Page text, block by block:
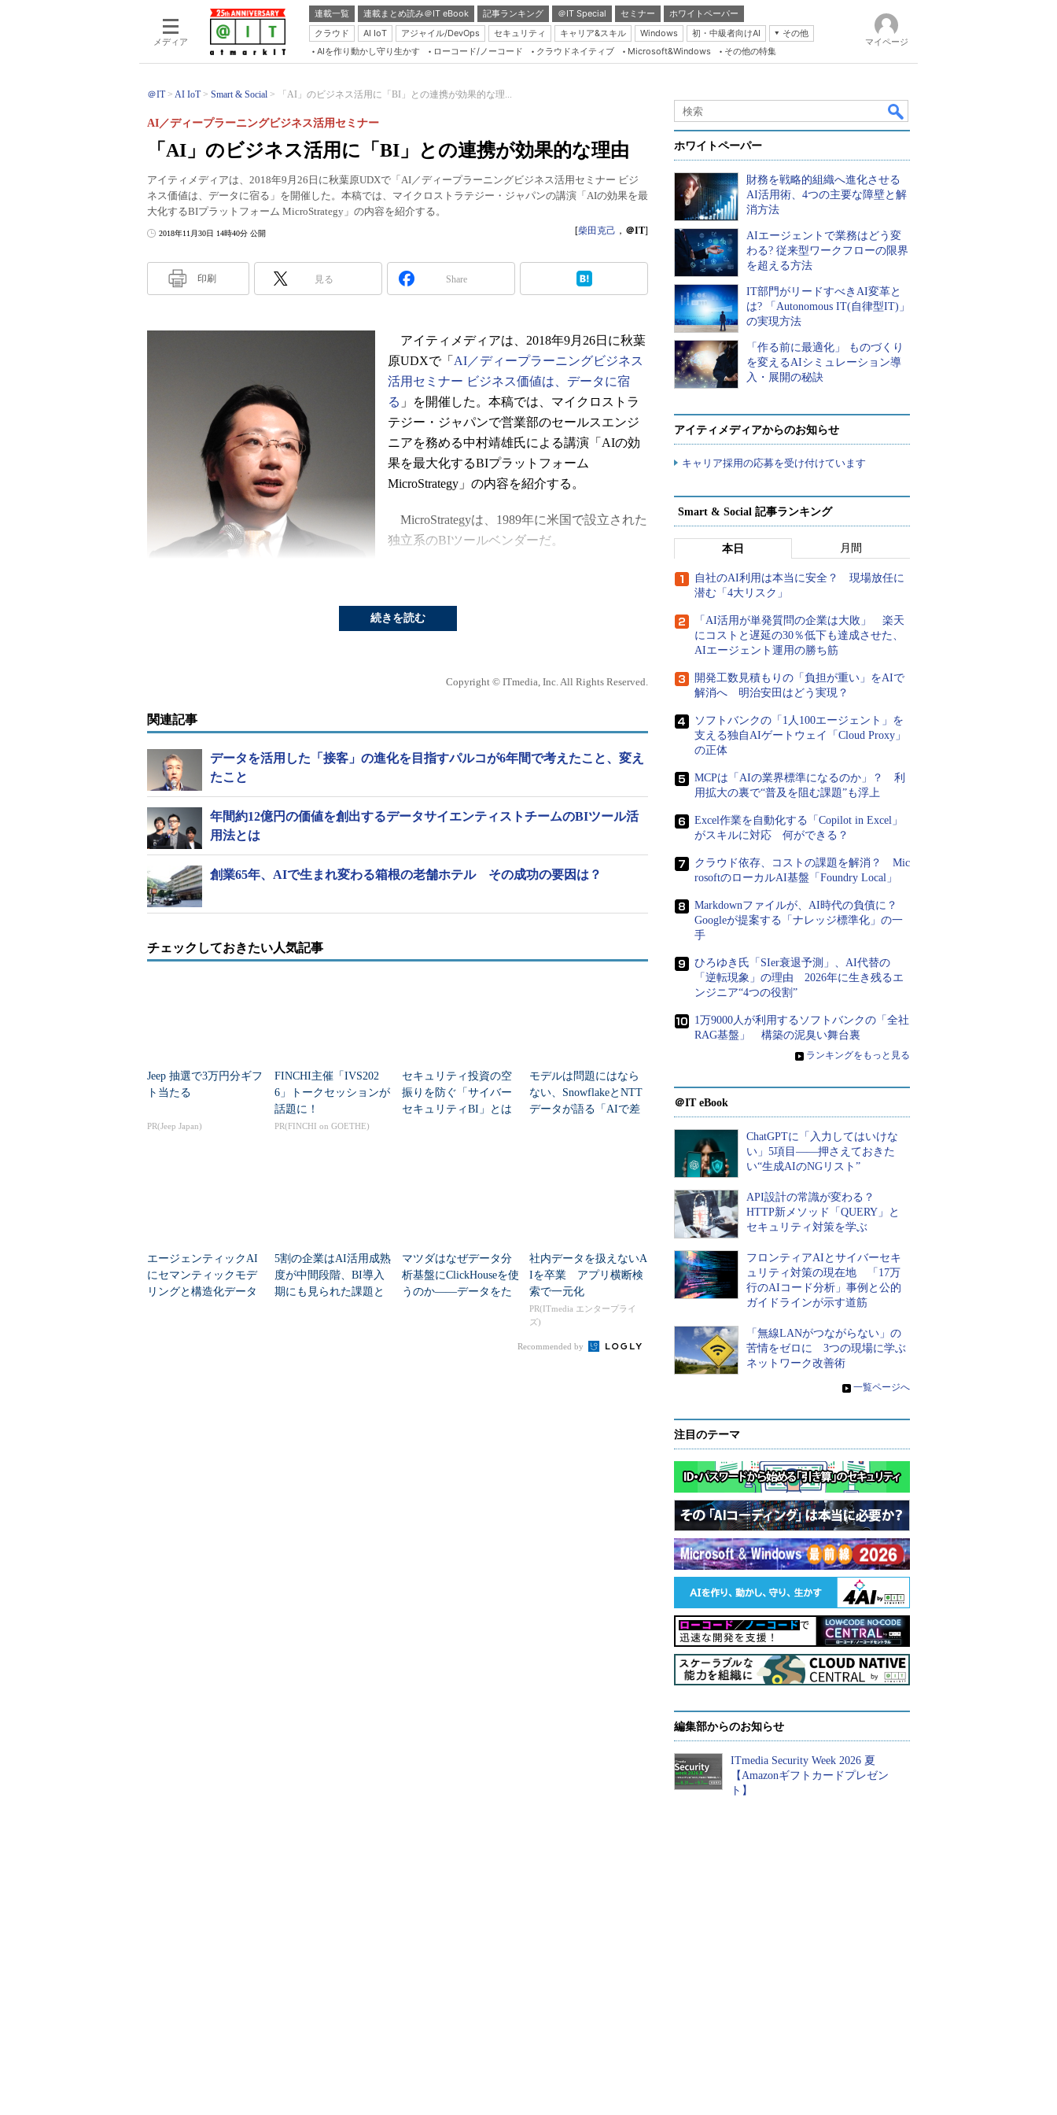
メディア
連載一覧 連載まとめ読み＠IT eBook 記事ランキング ＠IT Special セミナー
ホワイトペーパー
クラウド
AI IoT アジャイル/DevOps セキュリティ キャリア&スキル Windows 初・中級者向けAI
その他
Server & Storage
Java Agile
Database Expert
Master of IP Network
Security & Trust
ブログ
AIを作り動かし守り生かす ローコード/ノーコード クラウドネイティブ Microsoft&Windows その他の特集
マイページ
＠IT AI IoT Smart & Social 「AI」のビジネス活用に「BI」との連携が効果的な理...
「AI」のビジネス活用に「BI」との連携が効果的な理由
AI／ディープラーニングビジネス活用セミナー
アイティメディアは、2018年9月26日に秋葉原UDXで「AI／ディープラーニングビジネス活用セミナー ビジ
ネス価値は、データに宿る」を開催した。本稿では、マイクロストラテジー・ジャパンの講演「AIの効果を最
大化するBIプラットフォーム MicroStrategy」の内容を紹介する。
2018年11月30日 14時40分 公開 [柴田克己 ， ＠IT]
印刷 見る Share
アイティメディアは、2018年9月26日に秋葉
原UDXで「 AI／ディープラーニングビジネス
活用セミナー ビジネス価値は、データに宿
る 」を開催した。本稿では、マイクロストラ
テジー・ジャパンで営業部のセールスエンジ
ニアを務める中村靖雄氏による講演「AIの効
果を最大化するBIプラットフォーム
MicroStrategy」の内容を紹介する。
MicroStrategyは、1989年に米国で設立された
独立系のBIツールベンダーだ。
部門や個人単位でアドホックな分析を行うセ
め、全社統一のBI基盤として導入する企業が
及ぶ大規模ユーザーが多いことも特徴で、Facebookのデータ分析基盤としても採用され
MicroStrategyのBIプラットフォームをどのように活用できるのかを紹介したい」（中村
氏）
「分析」は、AIで扱うデータについて、前処理もしくは後処理をBIツールで行うとい
うもの。必要なデータを多様なデータソースから入手し、AIでの学習が可能な形に整形
したり、複数のデータを結合したりといった部分は「前処理」に当たる。一方の「後処
続きを読む
Copyright © ITmedia, Inc. All Rights Reserved.
関連記事
データを活用した「接客」の進化を目指すパルコが6年間で考えたこと、変え
たこと
年間約12億円の価値を創出するデータサイエンティストチームのBIツール活
用法とは
創業65年、AIで生まれ変わる箱根の老舗ホテル その成功の要因は？
チェックしておきたい人気記事
Jeep 抽選で3万円分ギフ
ト当たる
PR(Jeep Japan)
FINCHI主催「IVS202
6」トークセッションが
話題に！
PR(FINCHI on GOETHE)
セキュリティ投資の空
振りを防ぐ「サイバー
セキュリティBI」とは
モデルは問題にはなら
ない、SnowflakeとNTT
データが語る「AIで差
エージェンティックAI
にセマンティックモデ
リングと構造化データ
5割の企業はAI活用成熟
度が中間段階、BI導入
期にも見られた課題と
マツダはなぜデータ分
析基盤にClickHouseを使
うのか――データをた
社内データを扱えないA
Iを卒業 アプリ横断検
索で一元化
PR(ITmedia エンタープライ
ズ)
Recommended by
ホワイトペーパー
財務を戦略的組織へ進化させる
AI活用術、4つの主要な障壁と解
消方法
AIエージェントで業務はどう変
わる? 従来型ワークフローの限界
を超える方法
IT部門がリードすべきAI変革と
は? 「Autonomous IT(自律型IT)」
の実現方法
「作る前に最適化」 ものづくり
を変えるAIシミュレーション導
入・展開の秘訣
アイティメディアからのお知らせ
キャリア採用の応募を受け付けています
Smart & Social 記事ランキング
本日 月間
自社のAI利用は本当に安全？ 現場放任に
潜む「4大リスク」
「AI活用が単発質問の企業は大敗」 楽天
にコストと遅延の30％低下も達成させた、
AIエージェント運用の勝ち筋
開発工数見積もりの「負担が重い」をAIで
解消へ 明治安田はどう実現？
ソフトバンクの「1人100エージェント」を
支える独自AIゲートウェイ「Cloud Proxy」
の正体
MCPは「AIの業界標準になるのか」？ 利
用拡大の裏で“普及を阻む課題”も浮上
Excel作業を自動化する「Copilot in Excel」
がスキルに対応 何ができる？
クラウド依存、コストの課題を解消？ Mic
rosoftのローカルAI基盤「Foundry Local」
Markdownファイルが、AI時代の負債に？
Googleが提案する「ナレッジ標準化」の一
手
ひろゆき氏「SIer衰退予測」、AI代替の
「逆転現象」の理由 2026年に生き残るエ
ンジニア“4つの役割”
1万9000人が利用するソフトバンクの「全社
RAG基盤」 構築の泥臭い舞台裏
» ランキングをもっと見る
＠IT eBook
ChatGPTに「入力してはいけな
い」5項目――押さえておきた
い“生成AIのNGリスト”
API設計の常識が変わる？
HTTP新メソッド「QUERY」と
セキュリティ対策を学ぶ
フロンティアAIとサイバーセキ
ュリティ対策の現在地 「17万
行のAIコード分析」事例と公的
ガイドラインが示す道筋
「無線LANがつながらない」の
苦情をゼロに 3つの現場に学ぶ
ネットワーク改善術
» 一覧ページへ
注目のテーマ
編集部からのお知らせ
ITmedia Security Week 2026 夏
【Amazonギフトカードプレゼン
ト】